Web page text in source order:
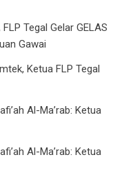
Tegal Gelar GELAS
Gawai
Ketua FLP Tegal
Al-Ma’rab: Ketua
Al-Ma’rab: Ketua